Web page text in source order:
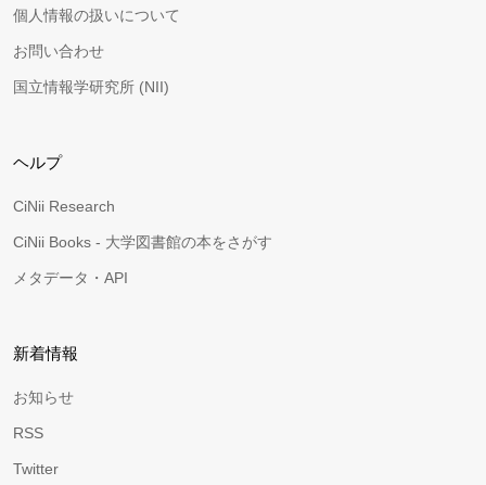
個人情報の扱いについて
お問い合わせ
国立情報学研究所 (NII)
ヘルプ
CiNii Research
CiNii Books - 大学図書館の本をさがす
メタデータ・API
新着情報
お知らせ
RSS
Twitter